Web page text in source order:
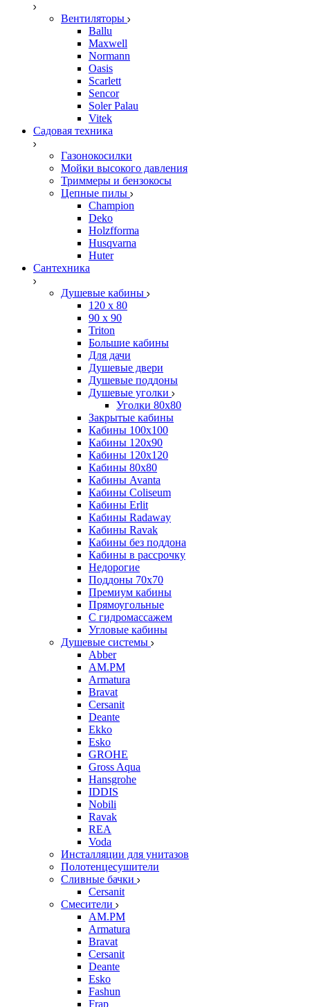
Вентиляторы
Ballu
Maxwell
Normann
Oasis
Scarlett
Sencor
Soler Palau
Vitek
Садовая техника
Газонокосилки
Мойки высокого давления
Триммеры и бензокосы
Цепные пилы
Champion
Deko
Holzfforma
Husqvarna
Huter
Сантехника
Душевые кабины
120 x 80
90 х 90
Triton
Большие кабины
Для дачи
Душевые двери
Душевые поддоны
Душевые уголки
Уголки 80х80
Закрытые кабины
Кабины 100x100
Кабины 120x90
Кабины 120х120
Кабины 80х80
Кабины Avanta
Кабины Coliseum
Кабины Erlit
Кабины Radaway
Кабины Ravak
Кабины без поддона
Кабины в рассрочку
Недорогие
Поддоны 70x70
Премиум кабины
Прямоугольные
С гидромассажем
Угловые кабины
Душевые системы
Abber
AM.PM
Armatura
Bravat
Cersanit
Deante
Ekko
Esko
GROHE
Gross Aqua
Hansgrohe
IDDIS
Nobili
Ravak
REA
Voda
Инсталляции для унитазов
Полотенцесушители
Сливные бачки
Cersanit
Смесители
AM.PM
Armatura
Bravat
Cersanit
Deante
Esko
Fashun
Frap